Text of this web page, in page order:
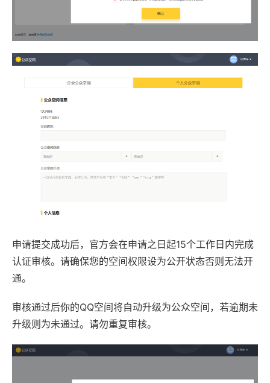
申请提交成功后，官方会在申请之日起15个工作日内完成
认证审核。请确保您的空间权限设为公开状态否则无法开
通。
审核通过后你的QQ空间将自动升级为公众空间，若逾期未
升级则为未通过。请勿重复审核。